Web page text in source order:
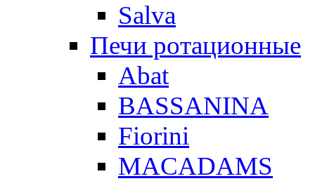
Salva
Печи ротационные
Abat
BASSANINA
Fiorini
MACADAMS